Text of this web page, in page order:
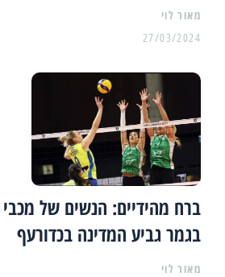
מאור לוי
27/03/2024
ברח מהידיים: הנשים של
בגמר גביע המדינה בכדורעף
מאור לוי